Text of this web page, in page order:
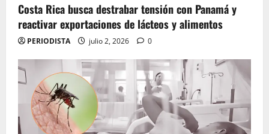
Costa Rica busca destrabar tensión con Panamá y
reactivar exportaciones de lácteos y alimentos
PERIODISTA julio 2, 2026 0